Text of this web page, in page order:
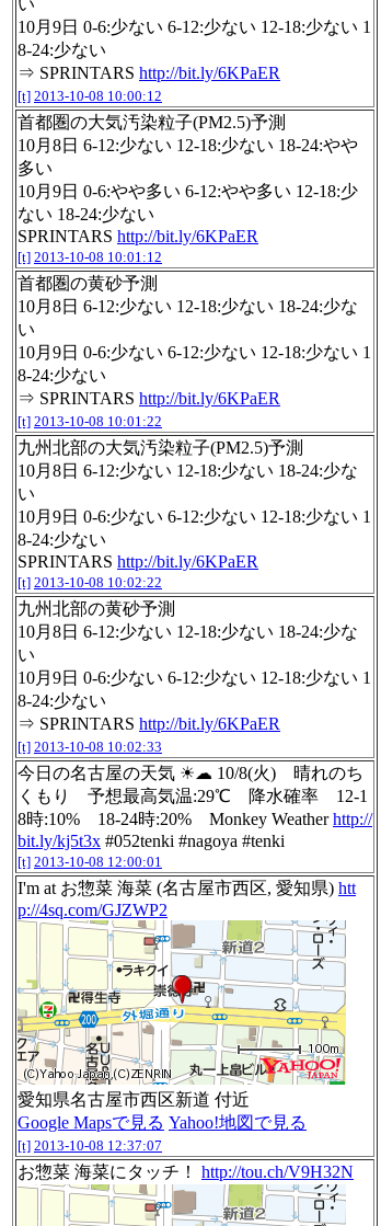
い
10月9日 0-6:少ない 6-12:少ない 12-18:少ない 1
8-24:少ない
⇒ SPRINTARS http://bit.ly/6KPaER
[t] 2013-10-08 10:00:12
首都圏の大気汚染粒子(PM2.5)予測
10月8日 6-12:少ない 12-18:少ない 18-24:やや
多い
10月9日 0-6:やや多い 6-12:やや多い 12-18:少
ない 18-24:少ない
SPRINTARS http://bit.ly/6KPaER
[t] 2013-10-08 10:01:12
首都圏の黄砂予測
10月8日 6-12:少ない 12-18:少ない 18-24:少な
い
10月9日 0-6:少ない 6-12:少ない 12-18:少ない 1
8-24:少ない
⇒ SPRINTARS http://bit.ly/6KPaER
[t] 2013-10-08 10:01:22
九州北部の大気汚染粒子(PM2.5)予測
10月8日 6-12:少ない 12-18:少ない 18-24:少な
い
10月9日 0-6:少ない 6-12:少ない 12-18:少ない 1
8-24:少ない
SPRINTARS http://bit.ly/6KPaER
[t] 2013-10-08 10:02:22
九州北部の黄砂予測
10月8日 6-12:少ない 12-18:少ない 18-24:少な
い
10月9日 0-6:少ない 6-12:少ない 12-18:少ない 1
8-24:少ない
⇒ SPRINTARS http://bit.ly/6KPaER
[t] 2013-10-08 10:02:33
今日の名古屋の天気 ☀☁ 10/8(火) 晴れのち
くもり 予想最高気温:29℃ 降水確率 12-1
8時:10% 18-24時:20% Monkey Weatherhttp://
bit.ly/kj5t3x #052tenki #nagoya #tenki
[t] 2013-10-08 12:00:01
I'm at お惣菜 海菜 (名古屋市西区, 愛知県) htt
p://4sq.com/GJZWP2
愛知県名古屋市西区新道 付近
Google Mapsで見る Yahoo!地図で見る
[t] 2013-10-08 12:37:07
お惣菜 海菜にタッチ！ http://tou.ch/V9H32N